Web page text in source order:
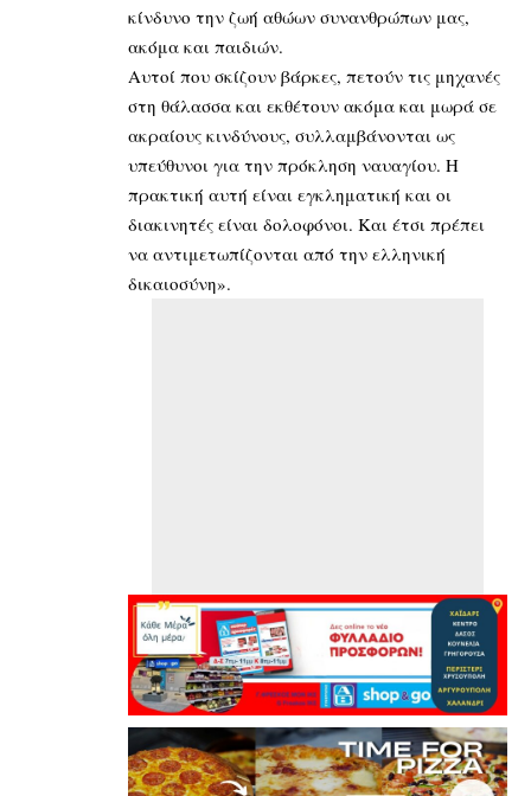
κίνδυνο την ζωή αθώων συνανθρώπων μας,
ακόμα και παιδιών.
Αυτοί που σκίζουν βάρκες, πετούν τις μηχανές
στη θάλασσα και εκθέτουν ακόμα και μωρά σε
ακραίους κινδύνους, συλλαμβάνονται ως
υπεύθυνοι για την πρόκληση ναυαγίου. Η
πρακτική αυτή είναι εγκληματική και οι
διακινητές είναι δολοφόνοι. Και έτσι πρέπει
να αντιμετωπίζονται από την ελληνική
δικαιοσύνη».